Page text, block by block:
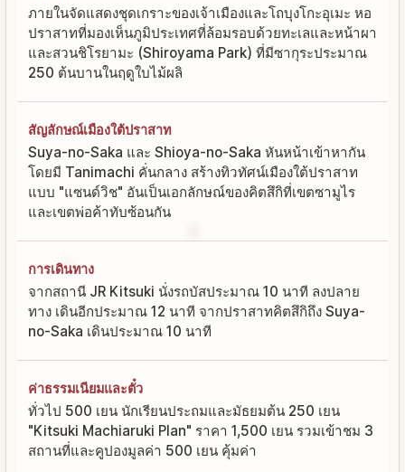
ภายในจัดแสดงชุดเกราะของเจ้าเมืองและโถบุงโกะอุเมะ หอ
ปราสาทที่มองเห็นภูมิประเทศที่ล้อมรอบด้วยทะเลและหน้าผา
และสวนชิโรยามะ (Shiroyama Park) ที่มีซากุระประมาณ
250 ต้นบานในฤดูใบไม้ผลิ
สัญลักษณ์เมืองใต้ปราสาท
Suya-no-Saka และ Shioya-no-Saka หันหน้าเข้าหากัน
โดยมี Tanimachi คั่นกลาง สร้างทิวทัศน์เมืองใต้ปราสาท
แบบ "แซนด์วิช" อันเป็นเอกลักษณ์ของคิตสึกิที่เขตซามูไร
และเขตพ่อค้าทับซ้อนกัน
การเดินทาง
จากสถานี JR Kitsuki นั่งรถบัสประมาณ 10 นาที ลงปลาย
ทาง เดินอีกประมาณ 12 นาที จากปราสาทคิตสึกิถึง Suya-
no-Saka เดินประมาณ 10 นาที
ค่าธรรมเนียมและตั๋ว
ทั่วไป 500 เยน นักเรียนประถมและมัธยมต้น 250 เยน
"Kitsuki Machiaruki Plan" ราคา 1,500 เยน รวมเข้าชม 3
สถานที่และคูปองมูลค่า 500 เยน คุ้มค่า